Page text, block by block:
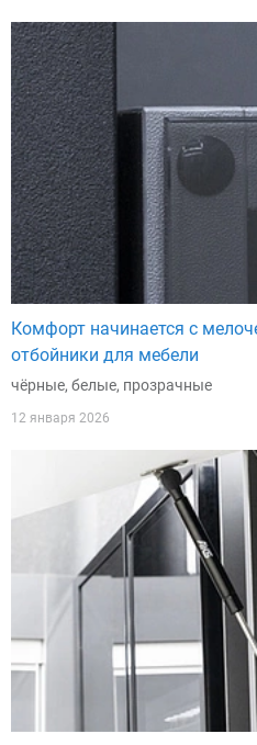
Комфорт начинается с
отбойники для мебели
чёрные, белые, прозрачные
12 января 2026